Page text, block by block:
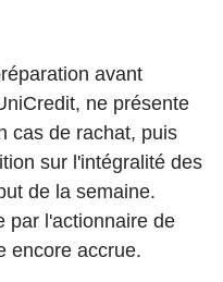
avant
ne présente
cas de rachat, puis
sur l'intégralité des
de la semaine.
par l'actionnaire de
encore accrue.